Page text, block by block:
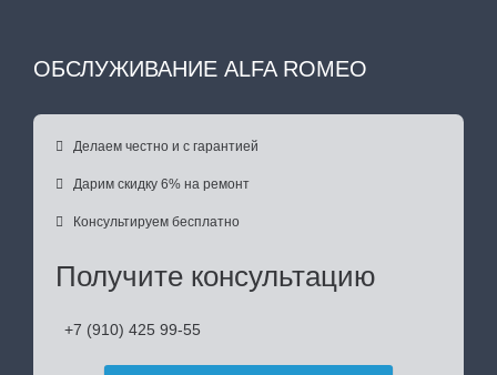
ОБСЛУЖИВАНИЕ ALFA ROMEO
 Делаем честно и с гарантией
 Дарим скидку 6% на ремонт
 Консультируем бесплатно
Получите консультацию
+7 (910) 425 99-55